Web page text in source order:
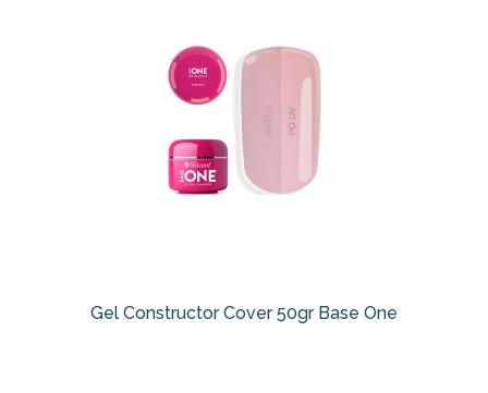
Gel Constructor Cover 50gr Base One